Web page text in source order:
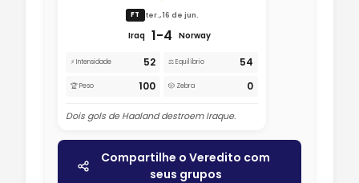
FT ter., 16 de jun.
Iraq 1-4 Norway
⚡ Intensidade 52 ⚖️ Equilíbrio 54
🏆 Peso 100 🎲 Zebra 0
Dois gols de Haaland destroem Iraque.
Compartilhe o Veredito com
seus grupos